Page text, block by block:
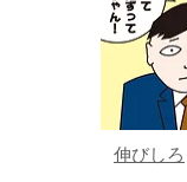
伸びしろ